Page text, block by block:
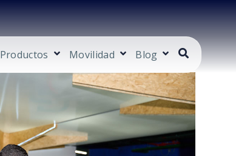
Productos Movilidad Blog